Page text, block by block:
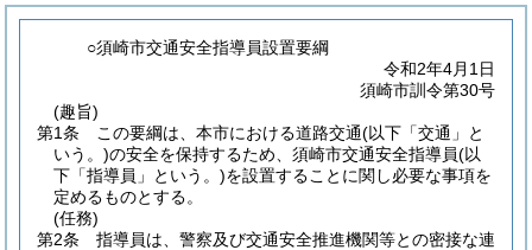
○須崎市交通安全指導員設置要綱
令和2年4月1日
須崎市訓令第30号
(趣旨)
第1条
この要綱は、本市における道路交通(以下「交通」と
いう。)の安全を保持するため、須崎市交通安全指導員(以
下「指導員」という。)を設置することに関し必要な事項を
定めるものとする。
(任務)
第2条
指導員は、警察及び交通安全推進機関等との密接な連